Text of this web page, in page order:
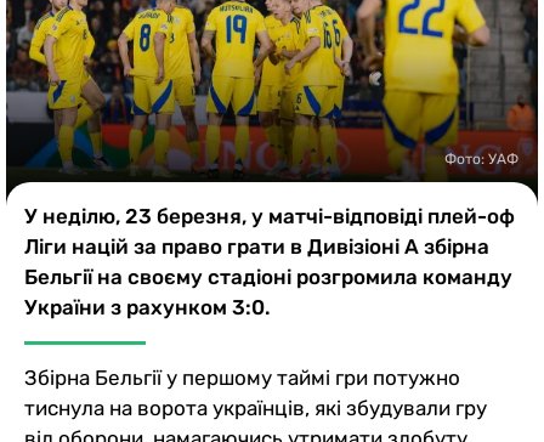
Букмекери
Казино
Фото: УАФ
У неділю, 23 березня, у матчі-відповіді плей-оф
Ліги націй за право грати в Дивізіоні А збірна
Бельгії на своєму стадіоні розгромила команду
України з рахунком 3:0.
Збірна Бельгії у першому таймі гри потужно
тиснула на ворота українців, які збудували гру